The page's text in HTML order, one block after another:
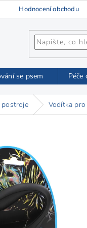
Hodnocení obchodu
se psem Péče
postroje Vodítka